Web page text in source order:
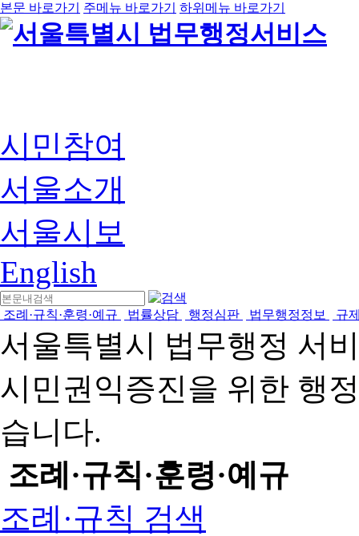
본문 바로가기 주메뉴 바로가기 하위메뉴 바로가기
시민참여
서울소개
서울시보
English
조례·규칙·훈령·예규 법률상담 행정심판 법무행정정보 규
서울특별시 법무행정 서
시민권익증진을 위한 행
습니다.
조례·규칙·훈령·예규
조례·규칙 검색